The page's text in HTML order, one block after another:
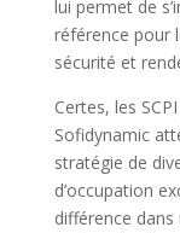
lui permet de
référence pour
sécurité et
Certes, les
Sofidynamic
stratégie de
d’occupation
différence